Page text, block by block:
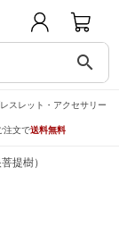
search
スレット・アクセサリー
注文で送料無料
提樹）